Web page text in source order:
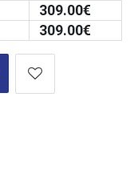
309.00€
309.00€